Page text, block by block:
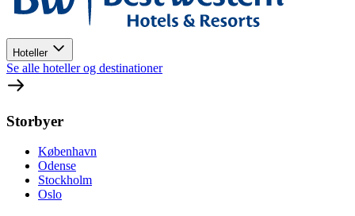
Hoteller
Se alle hoteller og destinationer
Storbyer
København
Odense
Stockholm
Oslo